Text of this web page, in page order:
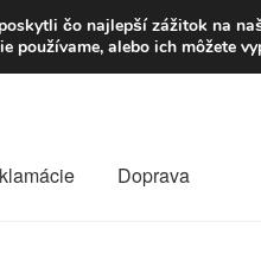
Doprava
čo najlepší zážitok na
používame, alebo ich môžete